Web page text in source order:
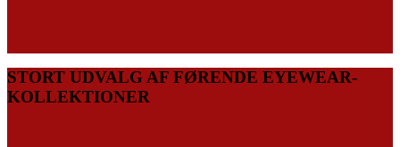
STORT UDVALG AF FØRENDE EYEWEAR-
KOLLEKTIONER